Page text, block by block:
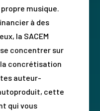
musique.
à des
la SACEM
concentrer sur
concrétisation
auteur-
cette
qui vous